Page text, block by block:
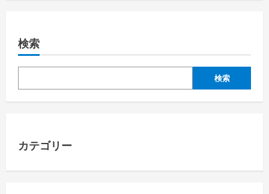
a
v
i
a
検索
検索
カテゴリー